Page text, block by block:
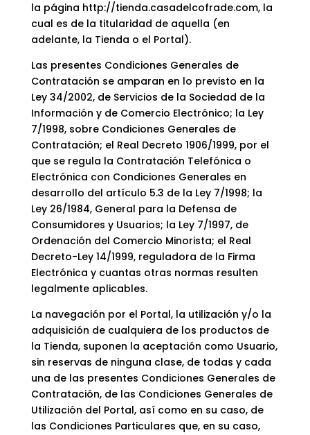
la página http://tienda.casadelcofrade.com, la
cual es de la titularidad de aquella (en
adelante, la Tienda o el Portal).
Las presentes Condiciones Generales de
Contratación se amparan en lo previsto en la
Ley 34/2002, de Servicios de la Sociedad de la
Información y de Comercio Electrónico; la Ley
7/1998, sobre Condiciones Generales de
Contratación; el Real Decreto 1906/1999, por el
que se regula la Contratación Telefónica o
Electrónica con Condiciones Generales en
desarrollo del artículo 5.3 de la Ley 7/1998; la
Ley 26/1984, General para la Defensa de
Consumidores y Usuarios; la Ley 7/1997, de
Ordenación del Comercio Minorista; el Real
Decreto-Ley 14/1999, reguladora de la Firma
Electrónica y cuantas otras normas resulten
legalmente aplicables.
La navegación por el Portal, la utilización y/o la
adquisición de cualquiera de los productos de
la Tienda, suponen la aceptación como Usuario,
sin reservas de ninguna clase, de todas y cada
una de las presentes Condiciones Generales de
Contratación, de las Condiciones Generales de
Utilización del Portal, así como en su caso, de
las Condiciones Particulares que, en su caso,